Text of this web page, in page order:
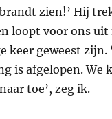
zien!’ Hij
loopt voor ons uit
keer geweest zijn.
is afgelopen. We
toe’, zeg ik.